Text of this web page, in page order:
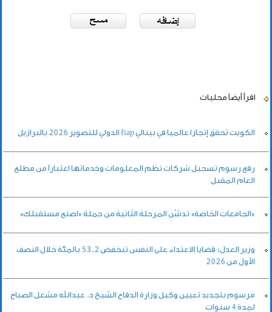
اقرأ أيضاً محليات
الكويت تحقق إنجازا عالميا في بينالي fiap الدولي للتصوير 2026 بالبرازيل
رفع رسوم تسجيل شركات نظم المعلومات وخدماتها اعتباراً من مطلع
العام المقبل
«الجامعات الخاصة» تدشّن المرحلة الثانية من حملة «اصنع مستقبلك»
وزير العدل: قضايا الاعتداء على النفس تنخفض 53.2 بالمئة خلال النصف
الأول من 2026
مرسوم بتجديد تعيين وكيل وزارة الدفاع الشيخ د. عبدالله مشعل الصباح
لمدة 4 سنوات